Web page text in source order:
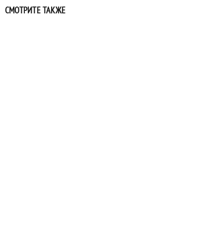
СМОТРИТЕ ТАКЖЕ